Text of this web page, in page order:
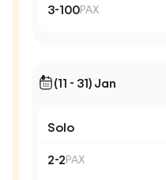
3-100PAX
(11 - 31) Jan
Solo
2-2PAX